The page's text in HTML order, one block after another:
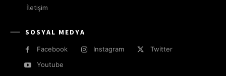
İletişim
SOSYAL MEDYA
Facebook Instagram
Twitter
Youtube